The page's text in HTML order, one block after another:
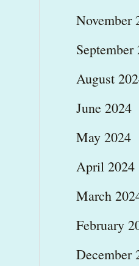
November
September
August
June 2024
May 2024
April 2024
March
February
December